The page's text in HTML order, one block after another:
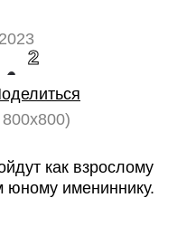
2
как взрослому
юному имениннику.